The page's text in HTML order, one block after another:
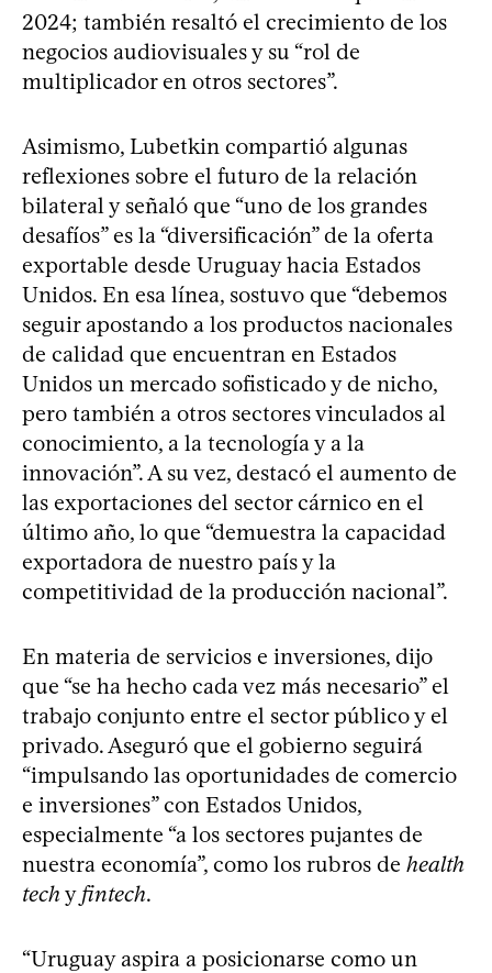
2024; también resaltó el crecimiento de los
negocios audiovisuales y su “rol de
multiplicador en otros sectores”.
Asimismo, Lubetkin compartió algunas
reflexiones sobre el futuro de la relación
bilateral y señaló que “uno de los grandes
desafíos” es la “diversificación” de la oferta
exportable desde Uruguay hacia Estados
Unidos. En esa línea, sostuvo que “debemos
seguir apostando a los productos nacionales
de calidad que encuentran en Estados
Unidos un mercado sofisticado y de nicho,
pero también a otros sectores vinculados al
conocimiento, a la tecnología y a la
innovación”. A su vez, destacó el aumento de
las exportaciones del sector cárnico en el
último año, lo que “demuestra la capacidad
exportadora de nuestro país y la
competitividad de la producción nacional”.
En materia de servicios e inversiones, dijo
que “se ha hecho cada vez más necesario” el
trabajo conjunto entre el sector público y el
privado. Aseguró que el gobierno seguirá
“impulsando las oportunidades de comercio
e inversiones” con Estados Unidos,
especialmente “a los sectores pujantes de
nuestra economía”, como los rubros de health
techy fintech.
“Uruguay aspira a posicionarse como un